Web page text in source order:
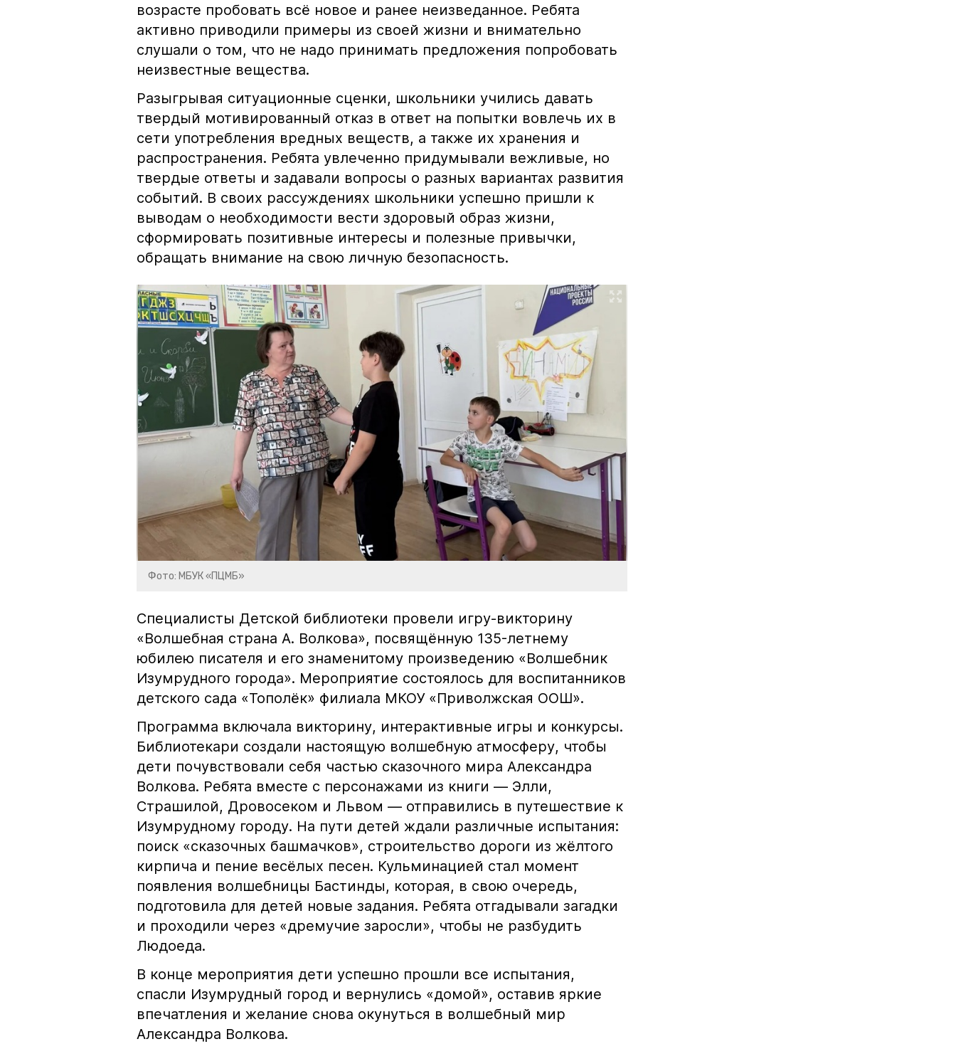
возрасте пробовать всё новое и ранее неизведанное. Ребята
активно приводили примеры из своей жизни и внимательно
слушали о том, что не надо принимать предложения попробовать
неизвестные вещества.
Разыгрывая ситуационные сценки, школьники учились давать
твердый мотивированный отказ в ответ на попытки вовлечь их в
сети употребления вредных веществ, а также их хранения и
распространения. Ребята увлеченно придумывали вежливые, но
твердые ответы и задавали вопросы о разных вариантах развития
событий. В своих рассуждениях школьники успешно пришли к
выводам о необходимости вести здоровый образ жизни,
сформировать позитивные интересы и полезные привычки,
обращать внимание на свою личную безопасность.
Фото: МБУК «ПЦМБ»
Специалисты Детской библиотеки провели игру-викторину
«Волшебная страна А. Волкова», посвящённую 135-летнему
юбилею писателя и его знаменитому произведению «Волшебник
Изумрудного города». Мероприятие состоялось для воспитанников
детского сада «Тополёк» филиала МКОУ «Приволжская ООШ».
Программа включала викторину, интерактивные игры и конкурсы.
Библиотекари создали настоящую волшебную атмосферу, чтобы
дети почувствовали себя частью сказочного мира Александра
Волкова. Ребята вместе с персонажами из книги — Элли,
Страшилой, Дровосеком и Львом — отправились в путешествие к
Изумрудному городу. На пути детей ждали различные испытания:
поиск «сказочных башмачков», строительство дороги из жёлтого
кирпича и пение весёлых песен. Кульминацией стал момент
появления волшебницы Бастинды, которая, в свою очередь,
подготовила для детей новые задания. Ребята отгадывали загадки
и проходили через «дремучие заросли», чтобы не разбудить
Людоеда.
В конце мероприятия дети успешно прошли все испытания,
спасли Изумрудный город и вернулись «домой», оставив яркие
впечатления и желание снова окунуться в волшебный мир
Александра Волкова.